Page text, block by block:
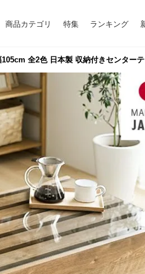
商品カテゴリ 特集 ランキング
全2色 日本製 収納付きセンター